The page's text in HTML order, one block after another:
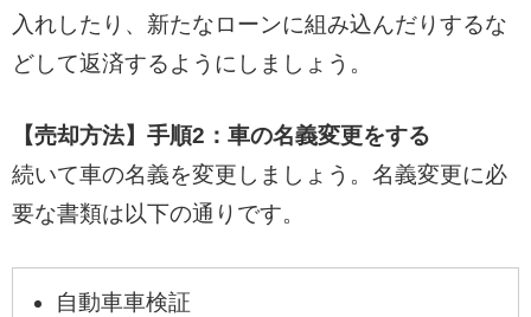
入れしたり、新たなローンに組み込んだりするな
どして返済するようにしましょう。
【売却方法】手順2：車の名義変更をする
続いて車の名義を変更しましょう。名義変更に必
要な書類は以下の通りです。
自動車車検証